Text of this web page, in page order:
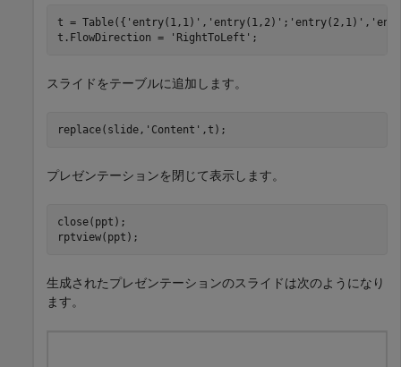
t = Table({ 'entry(1,1)' , 'entry(1,2)' ; 'entry(2,1)' ,
t.FlowDirection =
'RightToLeft' ;
スライドをテーブルに追加します。
replace(slide, 'Content' ,t);
プレゼンテーションを閉じて表示します。
close(ppt);
rptview(ppt);
生成されたプレゼンテーションのスライドは次のようになり
ます。